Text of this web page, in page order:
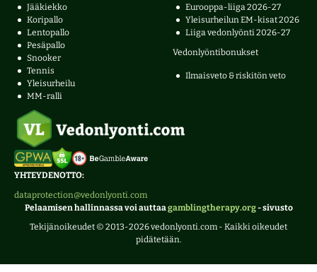
Jääkiekko
Koripallo
Lentopallo
Pesäpallo
Snooker
Tennis
Yleisurheilu
MM-ralli
Eurooppa-liiga 2026-27
Yleisurheilun EM-kisat 2026
Liiga vedonlyönti 2026-27
Vedonlyöntibonukset
Ilmaisveto & riskitön veto
YHTEYDENOTTO:
dataprotection@vedonlyonti.com
Pelaamisen hallinnassa voi auttaagamblingtherapy.org- sivusto
Tekijänoikeudet © 2013-2026 vedonlyonti.com - Kaikki oikeudet
pidätetään.